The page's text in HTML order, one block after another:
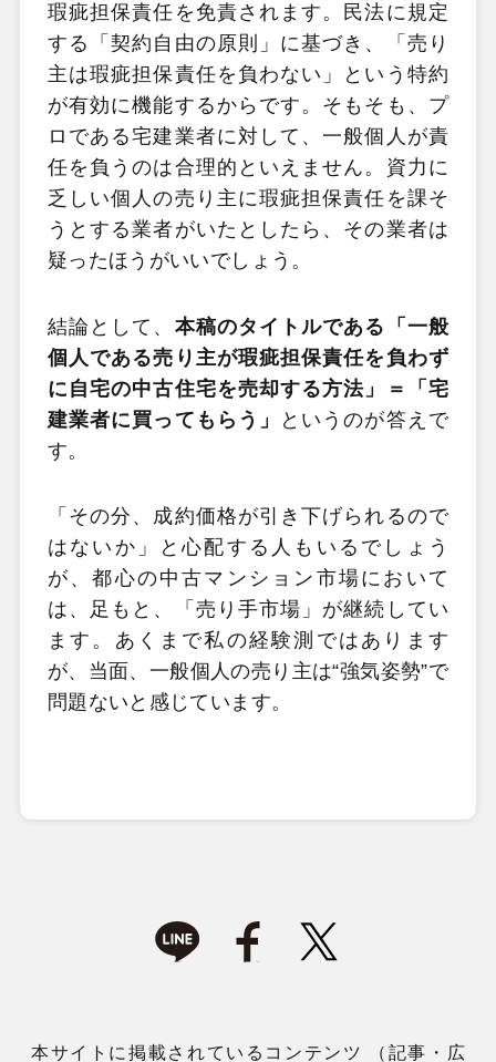
瑕疵担保責任を免責されます。民法に規定
する「契約自由の原則」に基づき、「売り
主は瑕疵担保責任を負わない」という特約
が有効に機能するからです。そもそも、プ
ロである宅建業者に対して、一般個人が責
任を負うのは合理的といえません。資力に
乏しい個人の売り主に瑕疵担保責任を課そ
うとする業者がいたとしたら、その業者は
疑ったほうがいいでしょう。
結論として、 本稿のタイトルである「一般
個人である売り主が瑕疵担保責任を負わず
に自宅の中古住宅を売却する方法」＝「宅
建業者に買ってもらう」
というのが答えで
す。
「その分、成約価格が引き下げられるので
はないか」と心配する人もいるでしょう
が、都心の中古マンション市場において
は、足もと、「売り手市場」が継続してい
ます。あくまで私の経験測ではあります
が、当面、一般個人の売り主は“強気姿勢”で
問題ないと感じています。
本サイトに掲載されているコンテンツ （記事・広